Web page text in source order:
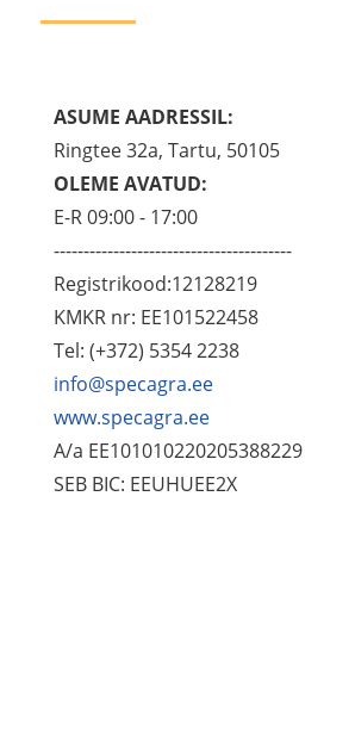
ASUME AADRESSIL:
Ringtee 32a, Tartu, 50105
OLEME AVATUD:
E-R 09:00 - 17:00
----------------------------------------
Registrikood:12128219
KMKR nr: EE101522458
Tel: (+372) 5354 2238
info@specagra.ee
www.specagra.ee
A/a EE101010220205388229
SEB BIC: EEUHUEE2X